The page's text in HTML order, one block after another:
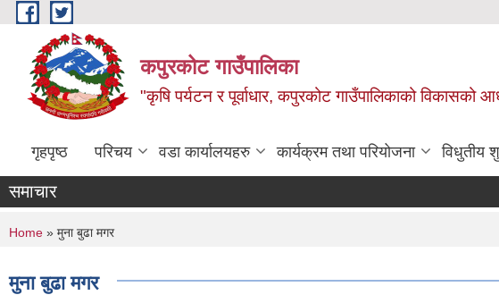
Skip to main content
कपुरकोट गाउँपालिका
"कृषि पर्यटन र पूर्वाधार, कपुरकोट गाउँपालिकाको विकासको
गृहपृष्ठ परिचय वडा कार्यालयहरु कार्यक्रम तथा परियोजना विधुतीय
समाचार
You are here
Home » मुना बुढा मगर
मुना बुढा मगर